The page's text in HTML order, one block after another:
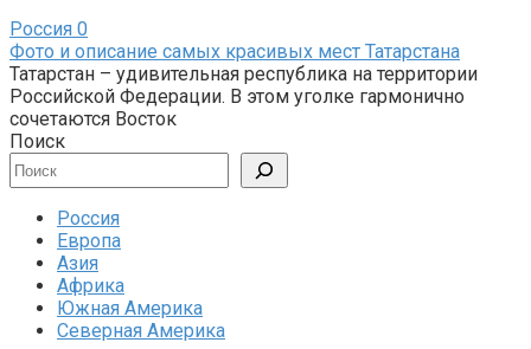
Россия 0
Фото и описание самых красивых мест Татарстана
Татарстан – удивительная республика на территории
Российской Федерации. В этом уголке гармонично
сочетаются Восток
Поиск
Россия
Европа
Азия
Африка
Южная Америка
Северная Америка